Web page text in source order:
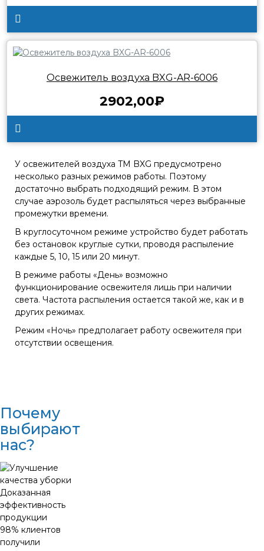
Освежитель воздуха BXG-AR-6006
2902,00₽
У освежителей воздуха TM BXG предусмотрено
несколько разных режимов работы. Поэтому
достаточно выбрать подходящий режим. В этом
случае аэрозоль будет распыляться через выбранные
промежутки времени.
В круглосуточном режиме устройство будет работать
без остановок круглые сутки, проводя распыление
каждые 5, 10, 15 или 20 минут.
В режиме работы «День» возможно
функционирование освежителя лишь при наличии
света. Частота распыления остается такой же, как и в
других режимах.
Режим «Ночь» предполагает работу освежителя при
отсутствии освещения.
Почему
выбирают
нас?
Доказанная
эффективность
продукции
98% клиентов
получили